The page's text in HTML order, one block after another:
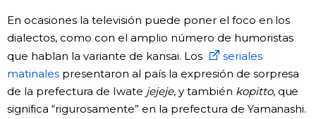
En ocasiones la televisión puede poner el foco en los
dialectos, como con el amplio número de humoristas
que hablan la variante de kansai. Los
seriales
matinalespresentaron al país la expresión de sorpresa
de la prefectura de Iwate jejeje, y también kopitto, que
significa “rigurosamente” en la prefectura de Yamanashi.